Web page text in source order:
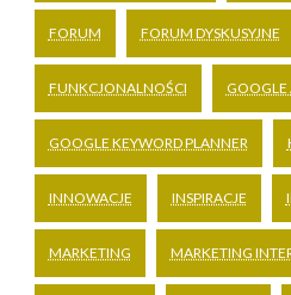
FORUM FORUM DYSKUSYJNE
FUNKCJONALNOŚCI GOOGLE
GOOGLE KEYWORD PLANNER
INNOWACJE INSPIRACJE
MARKETING MARKETING